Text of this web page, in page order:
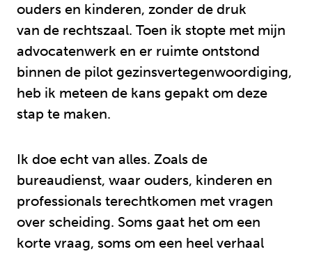
ouders en kinderen, zonder de druk
van de rechtszaal. Toen ik stopte met mijn
advocatenwerk en er ruimte ontstond
binnen de pilot gezinsvertegenwoordiging,
heb ik meteen de kans gepakt om deze
stap te maken.
Ik doe echt van alles. Zoals de
bureaudienst, waar ouders, kinderen en
professionals terechtkomen met vragen
over scheiding. Soms gaat het om een
korte vraag, soms om een heel verhaal